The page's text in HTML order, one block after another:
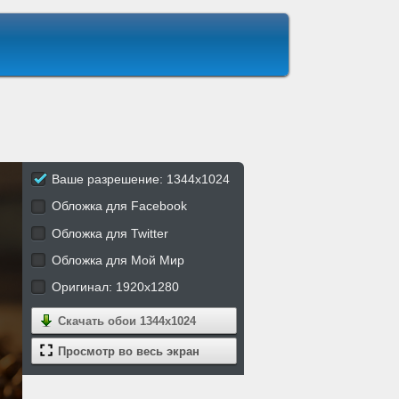
Ваше разрешение: 1344x1024
Обложка для Facebook
Обложка для Twitter
Обложка для Мой Мир
Оригинал: 1920x1280
Скачать обои 1344x1024
Просмотр во весь экран